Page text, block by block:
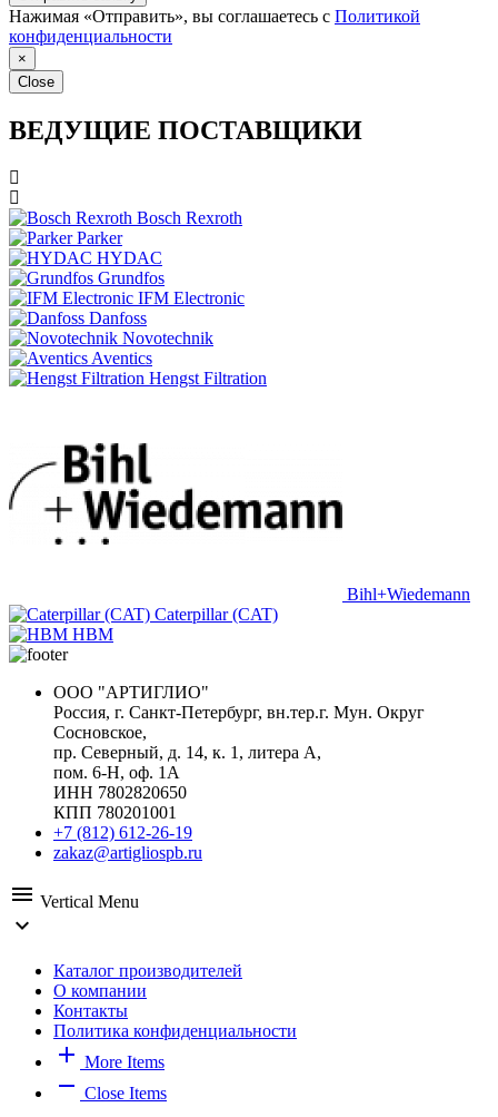
Нажимая «Отправить», вы соглашаетесь с Политикой
конфиденциальности
×
Close
ВЕДУЩИЕ ПОСТАВЩИКИ
Bosch Rexroth
Parker
HYDAC
Grundfos
IFM Electronic
Danfoss
Novotechnik
Aventics
Hengst Filtration
Bihl+Wiedemann
Caterpillar (CAT)
HBM
ООО "АРТИГЛИО"
Россия, г. Санкт-Петербург, вн.тер.г. Мун. Округ
Сосновское,
пр. Северный, д. 14, к. 1, литера А,
пом. 6-Н, оф. 1А
ИНН 7802820650
КПП 780201001
+7 (812) 612-26-19
zakaz@artigliospb.ru
menu Vertical Menu
expand_more
Каталог производителей
О компании
Контакты
Политика конфиденциальности
add More Items
remove Close Items